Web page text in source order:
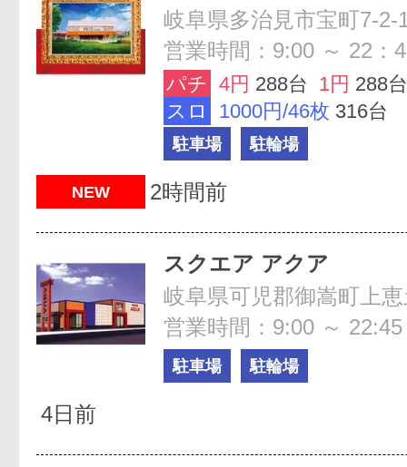
岐阜県多治見市宝町7-2-
営業時間：9:00 ～ 22：
パチ 4円 288台 1円 288台
スロ
1000円/46枚 316台
駐車場 駐輪場
NEW 2時間前
スクエア アクア
岐阜県可児郡御嵩町上
営業時間：9:00 ～ 22:45
駐車場 駐輪場
4日前